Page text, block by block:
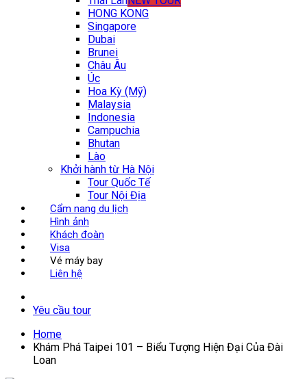
HONG KONG
Singapore
Dubai
Brunei
Châu Âu
Úc
Hoa Kỳ (Mỹ)
Malaysia
Indonesia
Campuchia
Bhutan
Lào
Khởi hành từ Hà Nội
Tour Quốc Tế
Tour Nội Địa
Cẩm nang du lịch
Hình ảnh
Khách đoàn
Visa
Vé máy bay
Liên hệ
Yêu cầu tour
Home
Khám Phá Taipei 101 – Biểu Tượng Hiện Đại Của Đài
Loan